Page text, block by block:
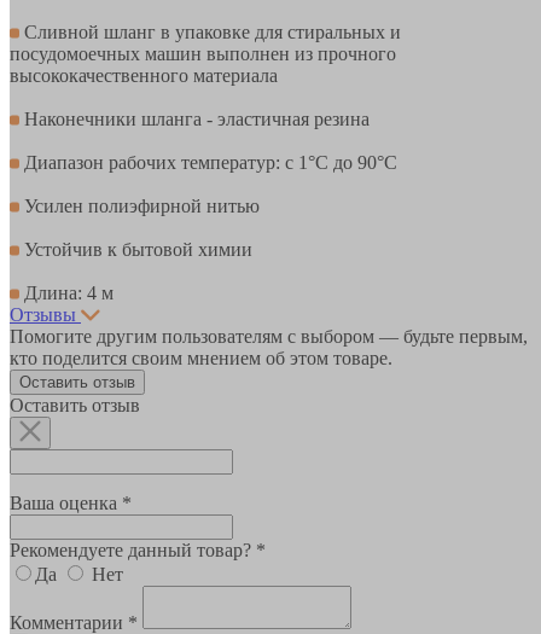
Сливной шланг в упаковке для стиральных и
посудомоечных машин выполнен из прочного
высококачественного материала
Наконечники шланга - эластичная резина
Диапазон рабочих температур: с 1°С до 90°С
Усилен полиэфирной нитью
Устойчив к бытовой химии
Длина: 4 м
Отзывы
Помогите другим пользователям с выбором — будьте первым,
кто поделится своим мнением об этом товаре.
Оставить отзыв
Оставить отзыв
Ваша оценка *
Рекомендуете данный товар? *
Да
Нет
Комментарии *